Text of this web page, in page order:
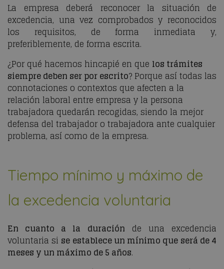
La empresa deberá reconocer la situación de
excedencia, una vez comprobados y reconocidos
los requisitos, de forma inmediata y,
preferiblemente, de forma escrita.
¿Por qué hacemos hincapié en que los trámites
siempre deben ser por escrito? Porque así todas las
connotaciones o contextos que afecten a la
relación laboral entre empresa y la persona
trabajadora quedarán recogidas, siendo la mejor
defensa del trabajador o trabajadora ante cualquier
problema, así como de la empresa.
Tiempo mínimo y máximo de
la excedencia voluntaria
En cuanto a la duración de una excedencia
voluntaria si se establece un mínimo que será de 4
meses y un máximo de 5 años.